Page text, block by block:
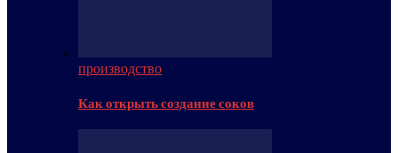
производство
Как открыть создание соков